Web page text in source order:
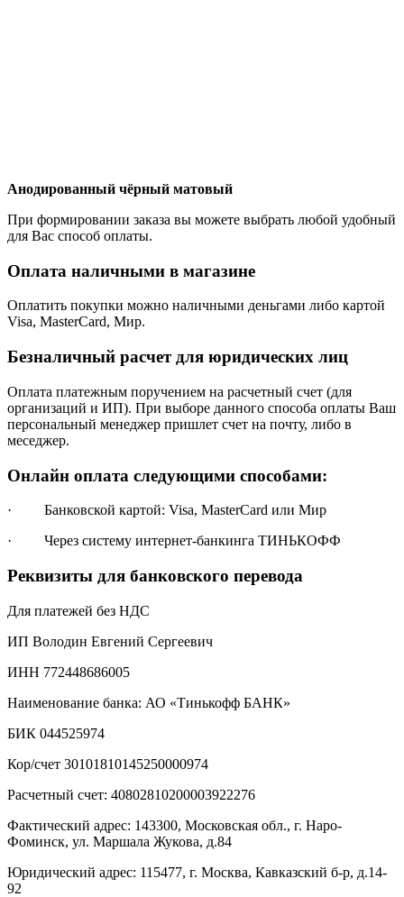
Анодированный чёрный матовый
При формировании заказа вы можете выбрать любой удобный
для Вас способ оплаты.
Оплата наличными в магазине
Оплатить покупки можно наличными деньгами либо картой
Visa, MasterCard, Мир.
Безналичный расчет для юридических лиц
Оплата платежным поручением на расчетный счет (для
организаций и ИП). При выборе данного способа оплаты Ваш
персональный менеджер пришлет счет на почту, либо в
меседжер.
Онлайн оплата следующими способами:
· Банковской картой: Visa, MasterCard или Мир
· Через систему интернет-банкинга ТИНЬКОФФ
Реквизиты для банковского перевода
Для платежей без НДС
ИП Володин Евгений Сергеевич
ИНН 772448686005
Наименование банка: АО «Тинькофф БАНК»
БИК 044525974
Кор/счет 30101810145250000974
Расчетный счет: 40802810200003922276
Фактический адрес: 143300, Московская обл., г. Наро-
Фоминск, ул. Маршала Жукова, д.84
Юридический адрес: 115477, г. Москва, Кавказский б-р, д.14-
92